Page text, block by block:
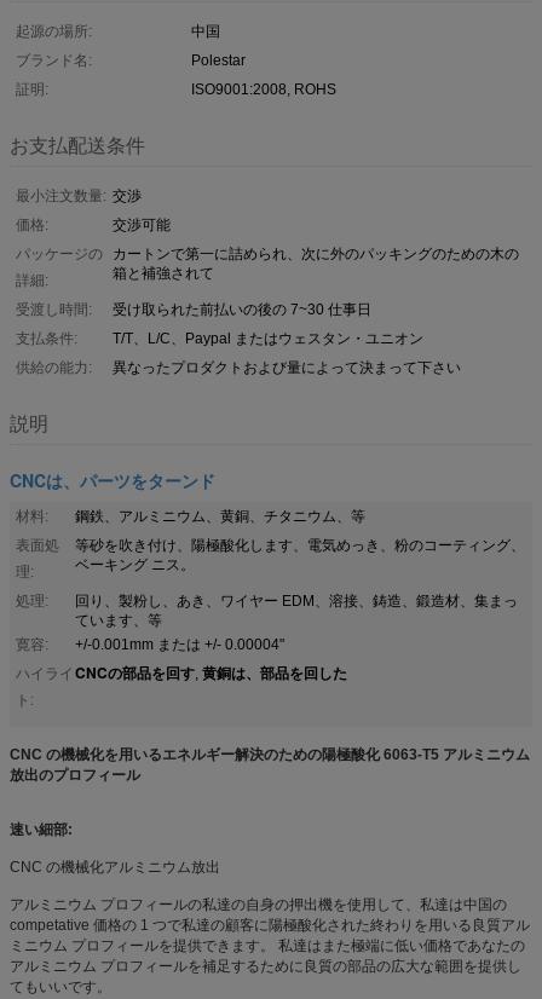
起源の場所:
中国
ブランド名:
Polestar
証明:
ISO9001:2008, ROHS
お支払配送条件
最小注文数量: 交渉
価格:
交渉可能
パッケージの
詳細:
カートンで第一に詰められ、次に外のパッキングのための木の
箱と補強されて
受渡し時間:
受け取られた前払いの後の 7~30 仕事日
支払条件:
T/T、L/C、Paypal またはウェスタン・ユニオン
供給の能力:
異なったプロダクトおよび量によって決まって下さい
説明
CNCは、パーツをターンド
材料:
鋼鉄、アルミニウム、黄銅、チタニウム、等
表面処
理:
等砂を吹き付け、陽極酸化します、電気めっき、粉のコーティング、
ベーキング ニス。
処理:
回り、製粉し、あき、ワイヤー EDM、溶接、鋳造、鍛造材、集まっ
ています、等
寛容:
+/-0.001mm または +/- 0.00004"
ハイライ
ト:
CNCの部品を回す, 黄銅は、部品を回した
CNC の機械化を用いるエネルギー解決のための陽極酸化 6063-T5 アルミニウム
放出のプロフィール
速い細部:
CNC の機械化アルミニウム放出
アルミニウム プロフィールの私達の自身の押出機を使用して、私達は中国の
competative 価格の 1 つで私達の顧客に陽極酸化された終わりを用いる良質アル
ミニウム プロフィールを提供できます。 私達はまた極端に低い価格であなたの
アルミニウム プロフィールを補足するために良質の部品の広大な範囲を提供し
てもいいです。